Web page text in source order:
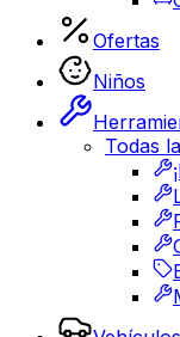
Ofertas
Niños
Todas